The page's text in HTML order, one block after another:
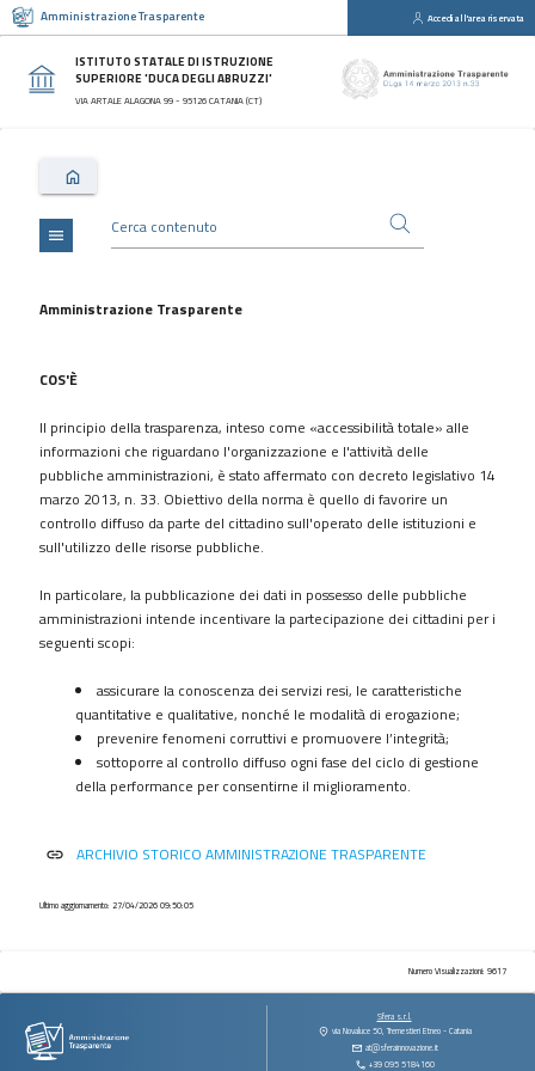
Amministrazione Trasparente Accedi all'area riservata
ISTITUTO STATALE DI ISTRUZIONE
SUPERIORE 'DUCA DEGLI ABRUZZI'
VIA ARTALE ALAGONA 99 - 95126 CATANIA (CT)
Sezioni
Disposizioni
Generali
Consulenti
collaboratori
Bandi
Performance
Enti
controllati
Attività
e
procedimenti
Controlli
sulle
contratti
contributi
vantaggi
immobili
e
menu
Amministrazione Trasparente
COS'È
Il principio della trasparenza, inteso come «accessibilità totale» alle
informazioni che riguardano l'organizzazione e l'attività delle
pubbliche amministrazioni, è stato affermato con decreto legislativo 14
marzo 2013, n. 33. Obiettivo della norma è quello di favorire un
controllo diffuso da parte del cittadino sull'operato delle istituzioni e
sull'utilizzo delle risorse pubbliche.
In particolare, la pubblicazione dei dati in possesso delle pubbliche
amministrazioni intende incentivare la partecipazione dei cittadini per i
seguenti scopi:
assicurare la conoscenza dei servizi resi, le caratteristiche
quantitative e qualitative, nonché le modalità di erogazione;
prevenire fenomeni corruttivi e promuovere l’integrità;
sottoporre al controllo diffuso ogni fase del ciclo di gestione
della performance per consentirne il miglioramento.
link ARCHIVIO STORICO AMMINISTRAZIONE TRASPARENTE
Ultimo aggiornamento: 27/04/2026 09:50:05
Numero Visualizzazioni: 9617
Sfera s.r.l.
via Novaluce 50, Tremestieri Etneo - Catania
at@sferainnovazione.it
+39 095 5184160